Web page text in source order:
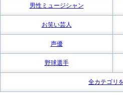
男性ミュージシャン
お笑い芸人
声優
野球選手
全カテゴリ